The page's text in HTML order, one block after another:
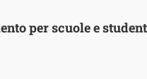
per scuole e